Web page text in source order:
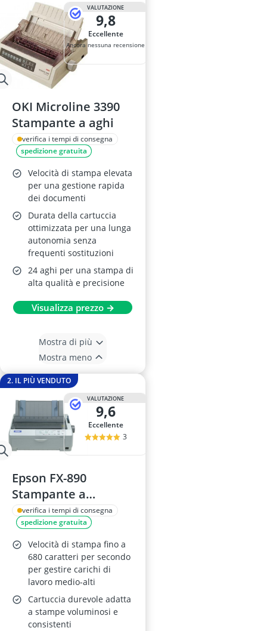
VALUTAZIONE
9,8
Eccellente
Ancora nessuna recensione
OKI Microline 3390
Stampante a aghi
verifica i tempi di consegna
spedizione gratuita
Velocità di stampa elevata
per una gestione rapida
dei documenti
Durata della cartuccia
ottimizzata per una lunga
autonomia senza
frequenti sostituzioni
24 aghi per una stampa di
alta qualità e precisione
Visualizza prezzo →
Mostra di più
Mostra meno
2. IL PIÙ VENDUTO
VALUTAZIONE
9,6
Eccellente
3
Epson FX-890
Stampante a
matrice di aghi
verifica i tempi di consegna
spedizione gratuita
Velocità di stampa fino a
680 caratteri per secondo
per gestire carichi di
lavoro medio-alti
Cartuccia durevole adatta
a stampe voluminosi e
consistenti